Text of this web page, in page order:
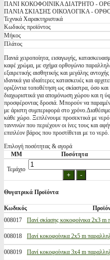
ΠΑΝΙ ΚΟΚΟΦΟΙΝΙΚΑ ΔΙΑΤΡΗΤΟ -
ΠΑΝΙΑ ΣΚΙΑΣΗΣ ΟΙΚΟΛΟΓΙΚΑ -
Τεχνικά Χαρακτηριστικά
Κωδικός προϊόντος
Μήκος
Πλάτος
Πανιά χειροποίητα, εισαγωγής,
καφέ χρώμα, με σχήμα ορθογώνιο
εξαιρετικής αισθητικής και μεγάλης
ιδανικά για ιδιαίτερες κατασκευές και
οριζόντια τοποθέτηση ως σκίαστρα, όσο
διαχωριστικά για απομόνωση χώρου και η
προσφέροντας δροσιά. Μπορούν να
με άριστη συμπεριφορά στο
κάθε χώρο. Ξεπλένουμε προσεκτικά με
ταννινών που περιέχουν οι ίνες τους και
επιπλέον βάρος που προστίθεται με το νερό.
Επιλογή ποσότητας & αγορά
ΜΜ
Ποσότητα
Τεμάχιο
Θυγατρικά Προϊόντα
Κωδικός Προϊόν
008017
Πανί σκίασης κοκοφοίνικα 2x3
008018
Πανί κοκοφοίνικα 2x5 m
008019
Πανί κοκοφοίνικα 3x4 m